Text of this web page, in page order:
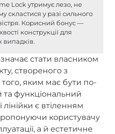
Lock утримує лезо, не
скластися у разі сильного
Корисний бонус —
конструкції для
випадків.
стати власником
створеного з
яким має бути по-
функціональний
лінійки є втіленням
користувачу
а й естетичне